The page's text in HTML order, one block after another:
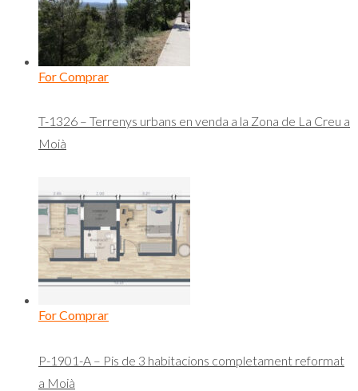
For Comprar
T-1326 – Terrenys urbans en venda a la Zona de La Creu a
Moià
For Comprar
P-1901-A – Pis de 3 habitacions completament reformat
a Moià